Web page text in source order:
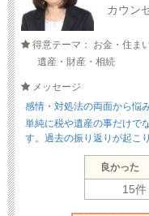
カウン
得意テーマ： お金・住ま
遺産・財産・相続
メッセージ
感情・対処法の両面から悩
単純に税や遺産の事だけで
す。過去の振り返りが起こ
良かった
15件